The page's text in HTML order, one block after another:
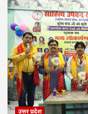
उत्तर प्रदेश